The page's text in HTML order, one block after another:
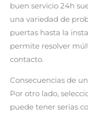
buen servicio 24h
una variedad de
puertas hasta la
permite resolver
contacto.
Consecuencias de
Por otro lado,
puede tener serias